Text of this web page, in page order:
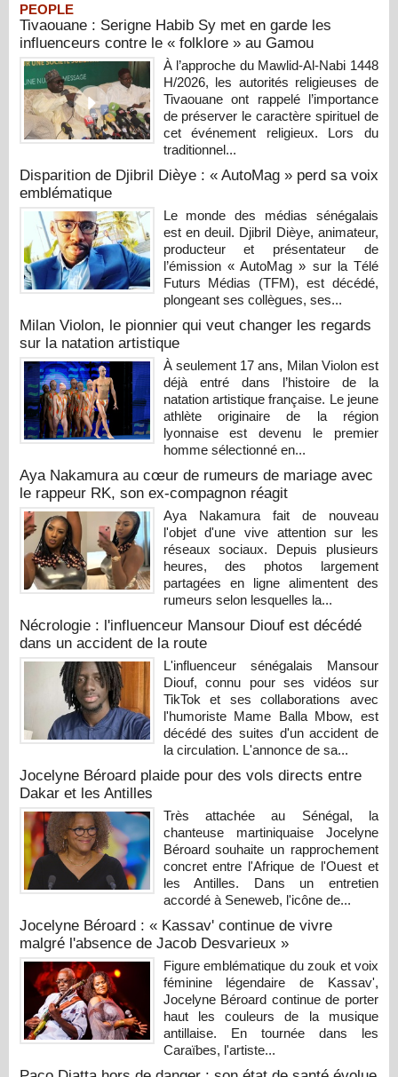
PEOPLE
Tivaouane : Serigne Habib Sy met en garde les
influenceurs contre le « folklore » au Gamou
À l’approche du Mawlid-Al-Nabi 1448
H/2026, les autorités religieuses de
Tivaouane ont rappelé l’importance
de préserver le caractère spirituel de
cet événement religieux. Lors du
traditionnel...
Disparition de Djibril Dièye : « AutoMag » perd sa voix
emblématique
Le monde des médias sénégalais
est en deuil. Djibril Dièye, animateur,
producteur et présentateur de
l’émission « AutoMag » sur la Télé
Futurs Médias (TFM), est décédé,
plongeant ses collègues, ses...
Milan Violon, le pionnier qui veut changer les regards
sur la natation artistique
À seulement 17 ans, Milan Violon est
déjà entré dans l’histoire de la
natation artistique française. Le jeune
athlète originaire de la région
lyonnaise est devenu le premier
homme sélectionné en...
Aya Nakamura au cœur de rumeurs de mariage avec
le rappeur RK, son ex-compagnon réagit
Aya Nakamura fait de nouveau
l'objet d'une vive attention sur les
réseaux sociaux. Depuis plusieurs
heures, des photos largement
partagées en ligne alimentent des
rumeurs selon lesquelles la...
Nécrologie : l'influenceur Mansour Diouf est décédé
dans un accident de la route
L'influenceur sénégalais Mansour
Diouf, connu pour ses vidéos sur
TikTok et ses collaborations avec
l'humoriste Mame Balla Mbow, est
décédé des suites d'un accident de
la circulation. L'annonce de sa...
Jocelyne Béroard plaide pour des vols directs entre
Dakar et les Antilles
Très attachée au Sénégal, la
chanteuse martiniquaise Jocelyne
Béroard souhaite un rapprochement
concret entre l'Afrique de l'Ouest et
les Antilles. Dans un entretien
accordé à Seneweb, l'icône de...
Jocelyne Béroard : « Kassav' continue de vivre
malgré l'absence de Jacob Desvarieux »
Figure emblématique du zouk et voix
féminine légendaire de Kassav',
Jocelyne Béroard continue de porter
haut les couleurs de la musique
antillaise. En tournée dans les
Caraïbes, l'artiste...